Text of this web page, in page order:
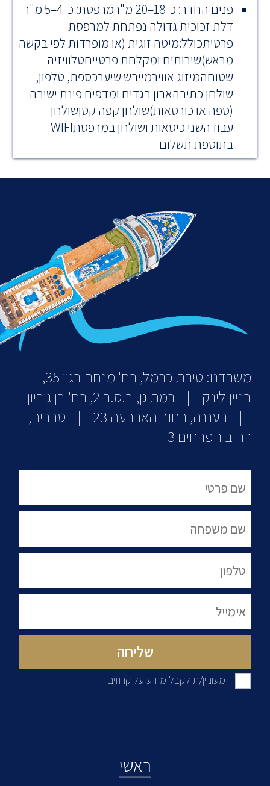
פנים החדר: כ־18–20 מ"רמרפסת: כ־4–5 מ"ר
דלת זכוכית גדולה נפתחת למרפסת
פרטיתכולל:מיטה זוגית (או מופרדות לפי בקשה
מראש)שירותים ומקלחת פרטייםטלוויזיה
שטוחהמיזוג אווירמייבש שיערכספת, טלפון,
שולחן כתיבהארון בגדים ומדפים פינת ישיבה
(ספה או כורסאות)שולחן קפה קטןשולחן
עבודהשני כיסאות ושולחן במרפסתWIFI
בתוספת תשלום
משרדנו: טירת כרמל, רח' מנחם בגין 35,
בניין לינק | רמת גן, ב.ס.ר 2, רח' בן גוריון
| רעננה, רחוב הארבעה 23 | טבריה,
רחוב הפרחים 3
מעוניין/ת לקבל מידע על קרוזים
ראשי